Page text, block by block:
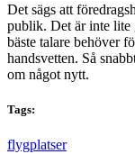
Det sägs att
publik. Det är inte lite
bäste talare behöver
handsvetten. Så
om något nytt.
Tags:
flygplatser